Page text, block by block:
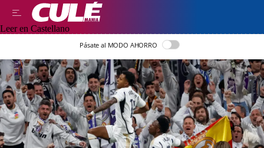
Leer en Castellano
Pásate al MODO AHORRO